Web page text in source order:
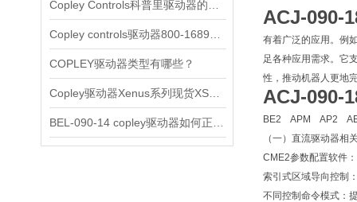
COPLEY驱动器类型有哪些？
ACJ-090-
有着广泛的应用。例
足各种应用需求。它
性，推动机器人更地
ACJ-090-
BE2 APM AP2
（一）直流驱动器相
CME2参数配置软件
索引式区域导向控制
不同控制命令模式：